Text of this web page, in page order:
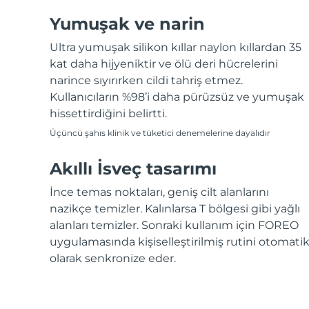
Yumuşak ve narin
Ultra yumuşak silikon kıllar naylon kıllardan 35
kat daha hijyeniktir ve ölü deri hücrelerini
narince sıyırırken cildi tahriş etmez.
Kullanıcıların %98’i daha pürüzsüz ve yumuşak
hissettirdiğini belirtti.
Üçüncü şahıs klinik ve tüketici denemelerine dayalıdır
Akıllı İsveç tasarımı
İnce temas noktaları, geniş cilt alanlarını
nazikçe temizler. Kalınlarsa T bölgesi gibi yağlı
alanları temizler. Sonraki kullanım için FOREO
uygulamasında kişiselleştirilmiş rutini otomatik
olarak senkronize eder.